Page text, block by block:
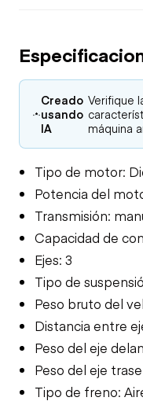
Creado
usando
IA
Verifique
máquina
Tipo de motor:
Potencia del
Transmisión:
Capacidad de
Ejes: 3
Tipo de
Peso bruto del
Distancia entre
Peso del eje
Peso del eje
Tipo de freno: